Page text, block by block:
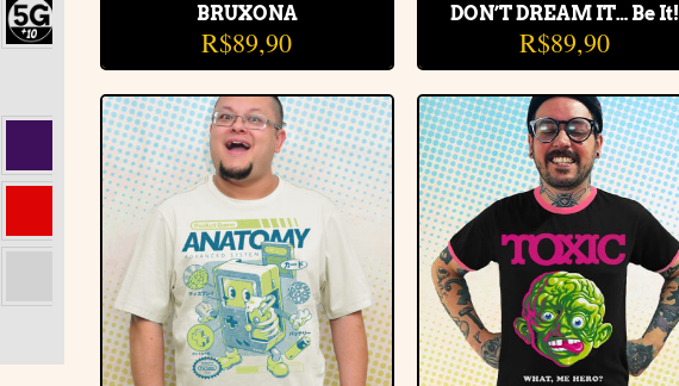
'
'
BRUXONA
R$89,90
DON’T DREAM IT… Be It!
R$89,90
Adicionar
à lista de
desejos
Adicionar
à lista de
desejos